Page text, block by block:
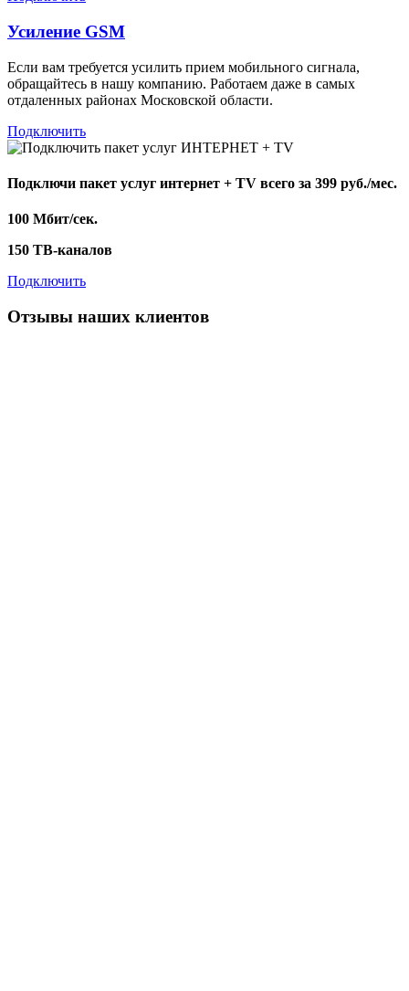
Усиление GSM
Если вам требуется усилить прием мобильного сигнала,
обращайтесь в нашу компанию. Работаем даже в самых
отдаленных районах Московской области.
Подключить
Подключи пакет услуг интернет + TV всего за 399 руб./мес.
100 Мбит/сек.
150 ТВ-каналов
Подключить
Отзывы наших клиентов